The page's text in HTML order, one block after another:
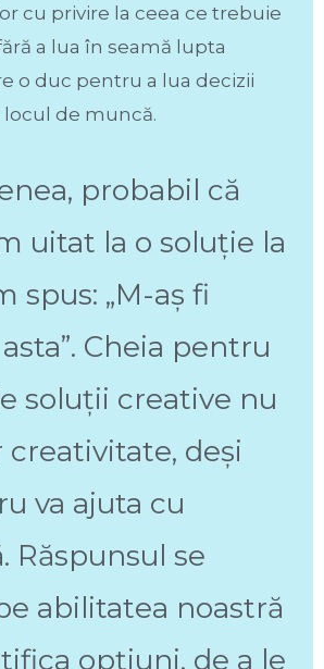
cu privire la ceea ce trebuie
a lua în seamă lupta
o duc pentru a lua decizii
de muncă.
probabil că
uitat la o soluție la
spus: „M-aș fi
Cheia pentru
soluții creative nu
creativitate, deși
va ajuta cu
Răspunsul se
abilitatea noastră
opțiuni, de a le